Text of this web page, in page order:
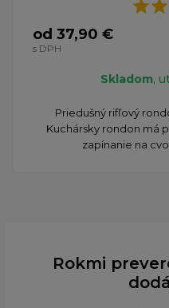
od 37,90 €
s DPH
Skladom,
​Priedušný rifľový
Kuchársky rondon má
zapínanie na
Rokmi